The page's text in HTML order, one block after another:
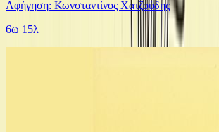
Αφήγηση: Κωνσταντίνος Χατζούδης
6ω 15λ